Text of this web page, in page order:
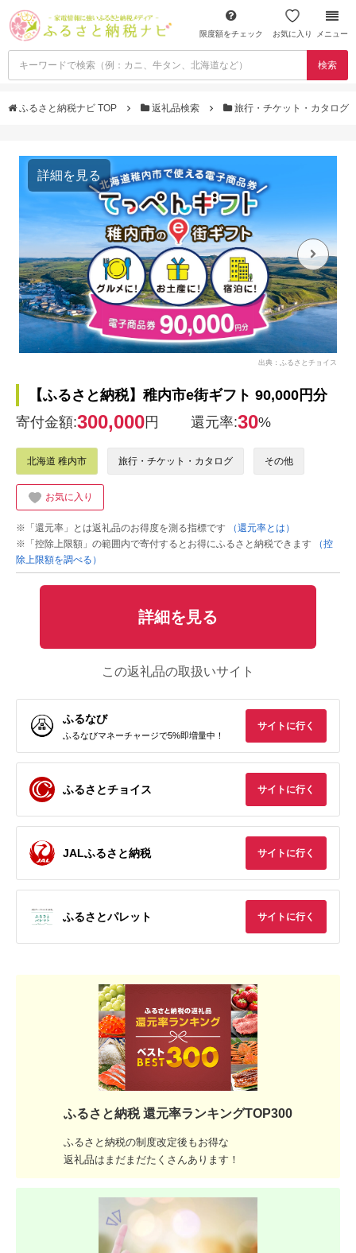
限度額をチェック お気に入り メニュー
検索
ふるさと納税ナビ TOP 返礼品検索 旅行・チケット・カタログ
詳細を見る
出典：ふるさとチョイス
【ふるさと納税】稚内市e街ギフト 90,000円分
寄付金額:300,000円 還元率:30%
北海道 稚内市 旅行・チケット・カタログ その他
お気に入り
※「還元率」とは返礼品のお得度を測る指標です
（還元率とは）
※「控除上限額」の範囲内で寄付するとお得にふるさと納税できます
（控
除上限額を調べる）
詳細を見る
この返礼品の取扱いサイト
ふるなび
ふるなびマネーチャージで5%即増量中！
サイトに行く
ふるさとチョイス サイトに行く
JALふるさと納税 サイトに行く
ふるさとパレット サイトに行く
ふるさと納税 還元率ランキングTOP300
ふるさと納税の制度改定後もお得な
返礼品はまだまだたくさんあります！